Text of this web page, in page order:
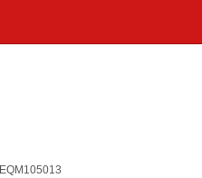
EQM105013